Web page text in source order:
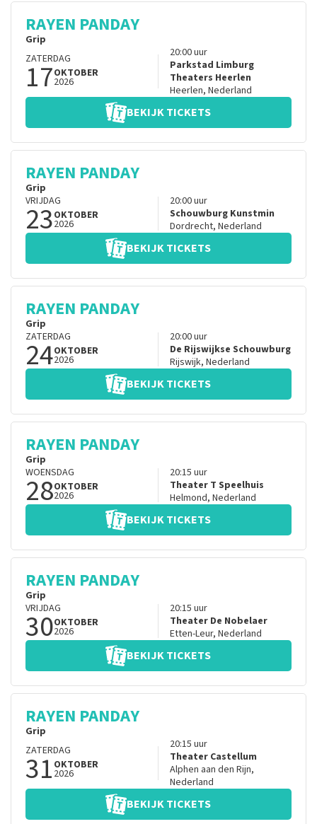
RAYEN PANDAY
Grip
ZATERDAG
17OKTOBER
2026
20:00uur
Parkstad Limburg
Theaters Heerlen
Heerlen, Nederland
BEKIJK TICKETS
RAYEN PANDAY
Grip
VRIJDAG
23OKTOBER
2026
20:00uur
Schouwburg Kunstmin
Dordrecht, Nederland
BEKIJK TICKETS
RAYEN PANDAY
Grip
ZATERDAG
24OKTOBER
2026
20:00uur
De Rijswijkse Schouwburg
Rijswijk, Nederland
BEKIJK TICKETS
RAYEN PANDAY
Grip
WOENSDAG
28OKTOBER
2026
20:15 uur
Theater T Speelhuis
Helmond, Nederland
BEKIJK TICKETS
RAYEN PANDAY
Grip
VRIJDAG
30OKTOBER
2026
20:15 uur
Theater De Nobelaer
Etten-Leur, Nederland
BEKIJK TICKETS
RAYEN PANDAY
Grip
ZATERDAG
31 OKTOBER
2026
20:15 uur
Theater Castellum
Alphen aan den Rijn,
Nederland
BEKIJK TICKETS